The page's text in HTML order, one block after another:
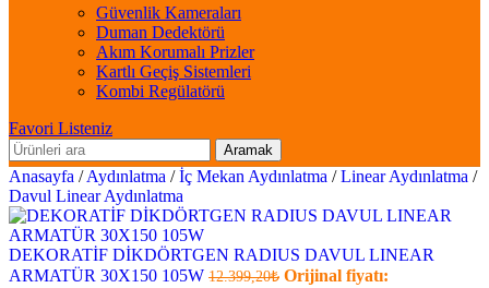
Güvenlik Kameraları
Duman Dedektörü
Akım Korumalı Prizler
Kartlı Geçiş Sistemleri
Kombi Regülatörü
Favori Listeniz
Aramak
Anasayfa / Aydınlatma / İç Mekan Aydınlatma / Linear Aydınlatma /
Davul Linear Aydınlatma
DEKORATİF DİKDÖRTGEN RADIUS DAVUL LINEAR
ARMATÜR 30X150 105W 12.399,20₺ Orijinal fiyatı: